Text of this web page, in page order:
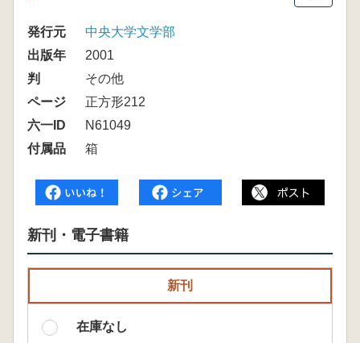
発行元
中央大学文学部
出版年
2001
判
その他
ページ
正方形212
六一ID
N61049
付属品
箱
新刊・電子書籍
新刊
在庫なし